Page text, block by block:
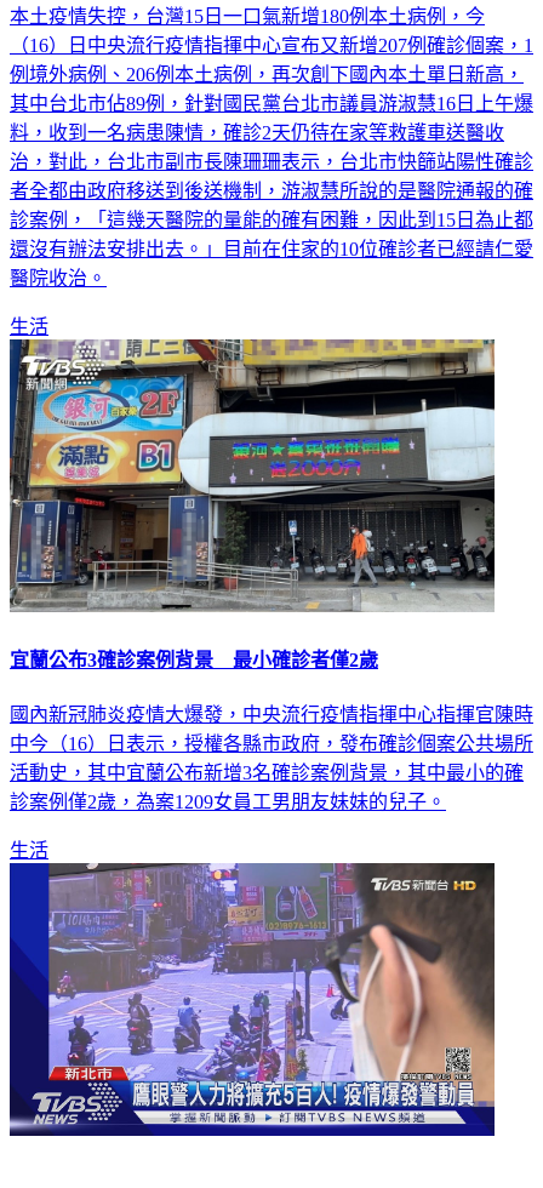
本土疫情失控，台灣15日一口氣新增180例本土病例，今
（16）日中央流行疫情指揮中心宣布又新增207例確診個案，1
例境外病例、206例本土病例，再次創下國內本土單日新高，
其中台北市佔89例，針對國民黨台北市議員游淑慧16日上午爆
料，收到一名病患陳情，確診2天仍待在家等救護車送醫收
治，對此，台北市副市長陳珊珊表示，台北市快篩站陽性確診
者全都由政府移送到後送機制，游淑慧所說的是醫院通報的確
診案例，「這幾天醫院的量能的確有困難，因此到15日為止都
還沒有辦法安排出去。」目前在住家的10位確診者已經請仁愛
醫院收治。
生活
宜蘭公布3確診案例背景 最小確診者僅2歲
國內新冠肺炎疫情大爆發，中央流行疫情指揮中心指揮官陳時
中今（16）日表示，授權各縣市政府，發布確診個案公共場所
活動史，其中宜蘭公布新增3名確診案例背景，其中最小的確
診案例僅2歲，為案1209女員工男朋友妹妹的兒子。
生活